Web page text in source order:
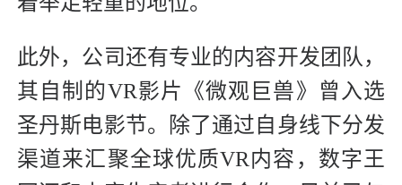
此外，公司还有专业的内容开发团队，
其自制的VR影片《微观巨兽》曾入选
圣丹斯电影节。除了通过自身线下分发
渠道来汇聚全球优质VR内容，数字王